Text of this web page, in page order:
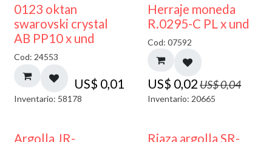
0123 oktan
swarovski crystal
AB PP10 x und
Cod: 24553
US$ 0,01
Inventario: 58178
50% DESCUENTO
Herraje moneda
R.0295-C PL x und
Cod: 07592
US$ 0,02US$0,04
Inventario: 20665
Argolla JR-
Riaza argolla SR-